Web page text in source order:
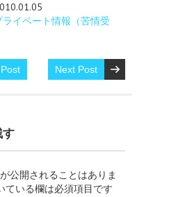
ライベート情報（苦情受
Next Post
す
公開されることはありま
ている欄は必須項目です